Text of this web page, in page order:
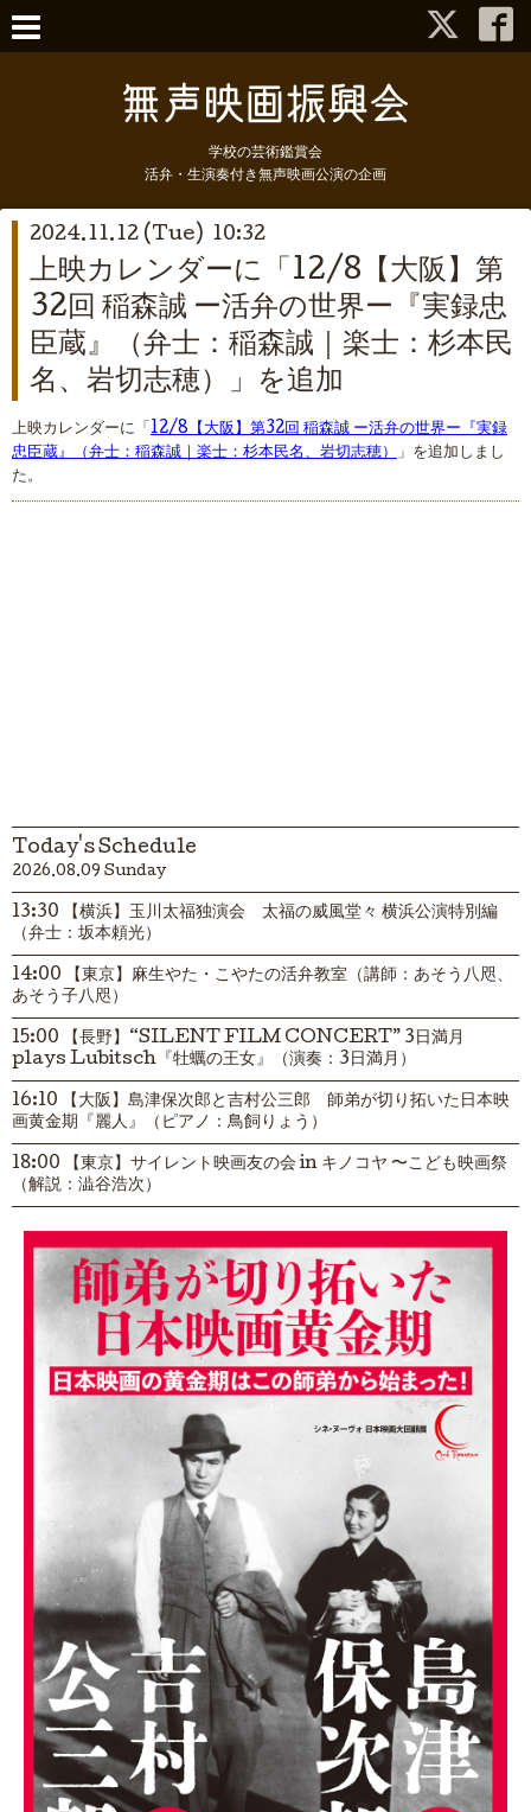
学校の芸術鑑賞会
活弁・生演奏付き無声映画公演の企画
2024.11.12 (Tue) 10:32
上映カレンダーに「12/8【大阪】第
32回 稲森誠 ー活弁の世界ー『実録忠
臣蔵』（弁士：稲森誠｜楽士：杉本民
名、岩切志穂）」を追加
上映カレンダーに「 12/8【大阪】第32回 稲森誠 ー活弁の世界ー『実録
忠臣蔵』（弁士：稲森誠｜楽士：杉本民名、岩切志穂） 」を追加しまし
た。
Today's Schedule
2026.08.09 Sunday
13:30 【横浜】玉川太福独演会 太福の威風堂々 横浜公演特別編
（弁士：坂本頼光）
14:00 【東京】麻生やた・こやたの活弁教室（講師：あそう八咫、
あそう子八咫）
15:00 【長野】“SILENT FILM CONCERT” 3日満月
plays Lubitsch『牡蠣の王女』（演奏：3日満月）
16:10 【大阪】島津保次郎と吉村公三郎 師弟が切り拓いた日本映
画黄金期『麗人』（ピアノ：鳥飼りょう）
18:00 【東京】サイレント映画友の会 in キノコヤ 〜こども映画祭
（解説：澁谷浩次）